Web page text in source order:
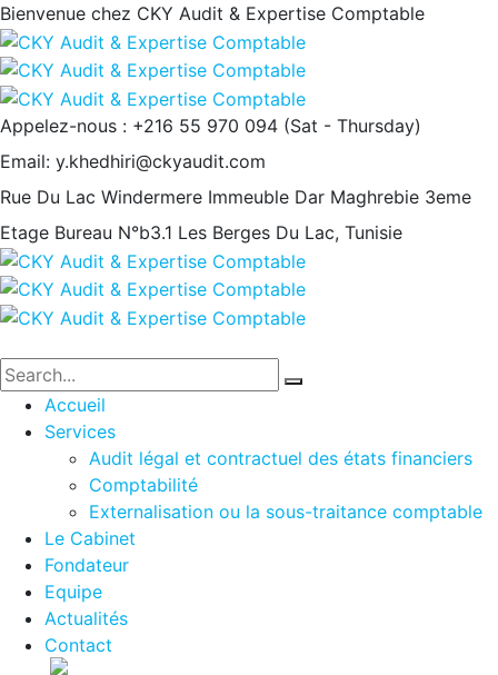
Bienvenue chez CKY Audit & Expertise Comptable
Appelez-nous : +216 55 970 094 (Sat - Thursday)
Email: y.khedhiri@ckyaudit.com
Rue Du Lac Windermere Immeuble Dar Maghrebie 3eme
Etage Bureau N°b3.1 Les Berges Du Lac, Tunisie
Accueil
Services
Audit légal et contractuel des états financiers
Comptabilité
Externalisation ou la sous-traitance comptable
Le Cabinet
Fondateur
Equipe
Actualités
Contact